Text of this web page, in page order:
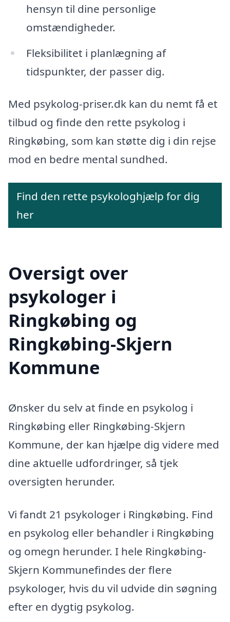
hensyn til dine personlige
omstændigheder.
Fleksibilitet i planlægning af
tidspunkter, der passer dig.
Med psykolog-priser.dk kan du nemt få et
tilbud og finde den rette psykolog i
Ringkøbing, som kan støtte dig i din rejse
mod en bedre mental sundhed.
Find den rette psykologhjælp for dig
her
Oversigt over
psykologer i
Ringkøbing og
Ringkøbing-Skjern
Kommune
Ønsker du selv at finde en psykolog i
Ringkøbing eller Ringkøbing-Skjern
Kommune, der kan hjælpe dig videre med
dine aktuelle udfordringer, så tjek
oversigten herunder.
Vi fandt 21 psykologer i Ringkøbing. Find
en psykolog eller behandler i Ringkøbing
og omegn herunder. I hele Ringkøbing-
Skjern Kommunefindes der flere
psykologer, hvis du vil udvide din søgning
efter en dygtig psykolog.